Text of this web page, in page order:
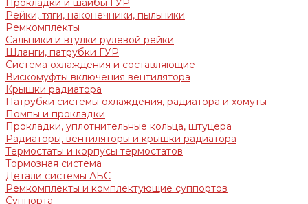
Рейки, тяги, наконечники, пыльники
Ремкомплекты
Сальники и втулки рулевой рейки
Шланги, патрубки ГУР
Система охлаждения и составляющие
Вискомуфты включения вентилятора
Крышки радиатора
Патрубки системы охлаждения, радиатора и хомуты
Помпы и прокладки
Прокладки, уплотнительные кольца, штуцера
Радиаторы, вентиляторы и крышки радиатора
Термостаты и корпусы термостатов
Тормозная система
Детали системы АБС
Ремкомплекты и комплектующие суппортов
Суппорта